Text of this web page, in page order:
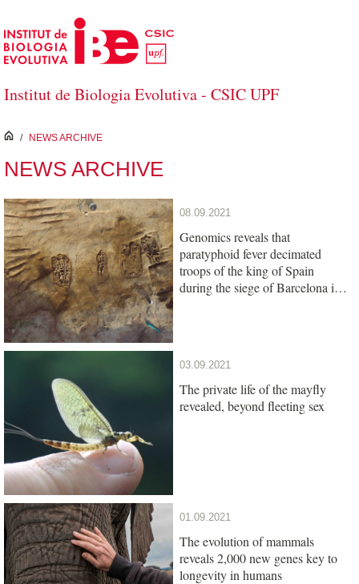
Skip to Main Content
Institut de Biologia Evolutiva - CSIC UPF
inici
/ NEWS ARCHIVE
NEWS ARCHIVE
08.09.2021
Genomics reveals that
paratyphoid fever decimated
troops of the king of Spain
during the siege of Barcelona in
03.09.2021
The private life of the mayfly
revealed, beyond fleeting sex
01.09.2021
The evolution of mammals
reveals 2,000 new genes key to
longevity in humans